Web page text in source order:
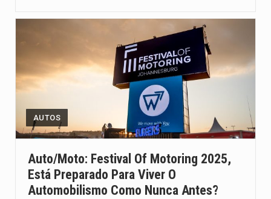
AUTOS
Auto/Moto: Festival Of Motoring 2025,
Está Preparado Para Viver O
Automobilismo Como Nunca Antes?